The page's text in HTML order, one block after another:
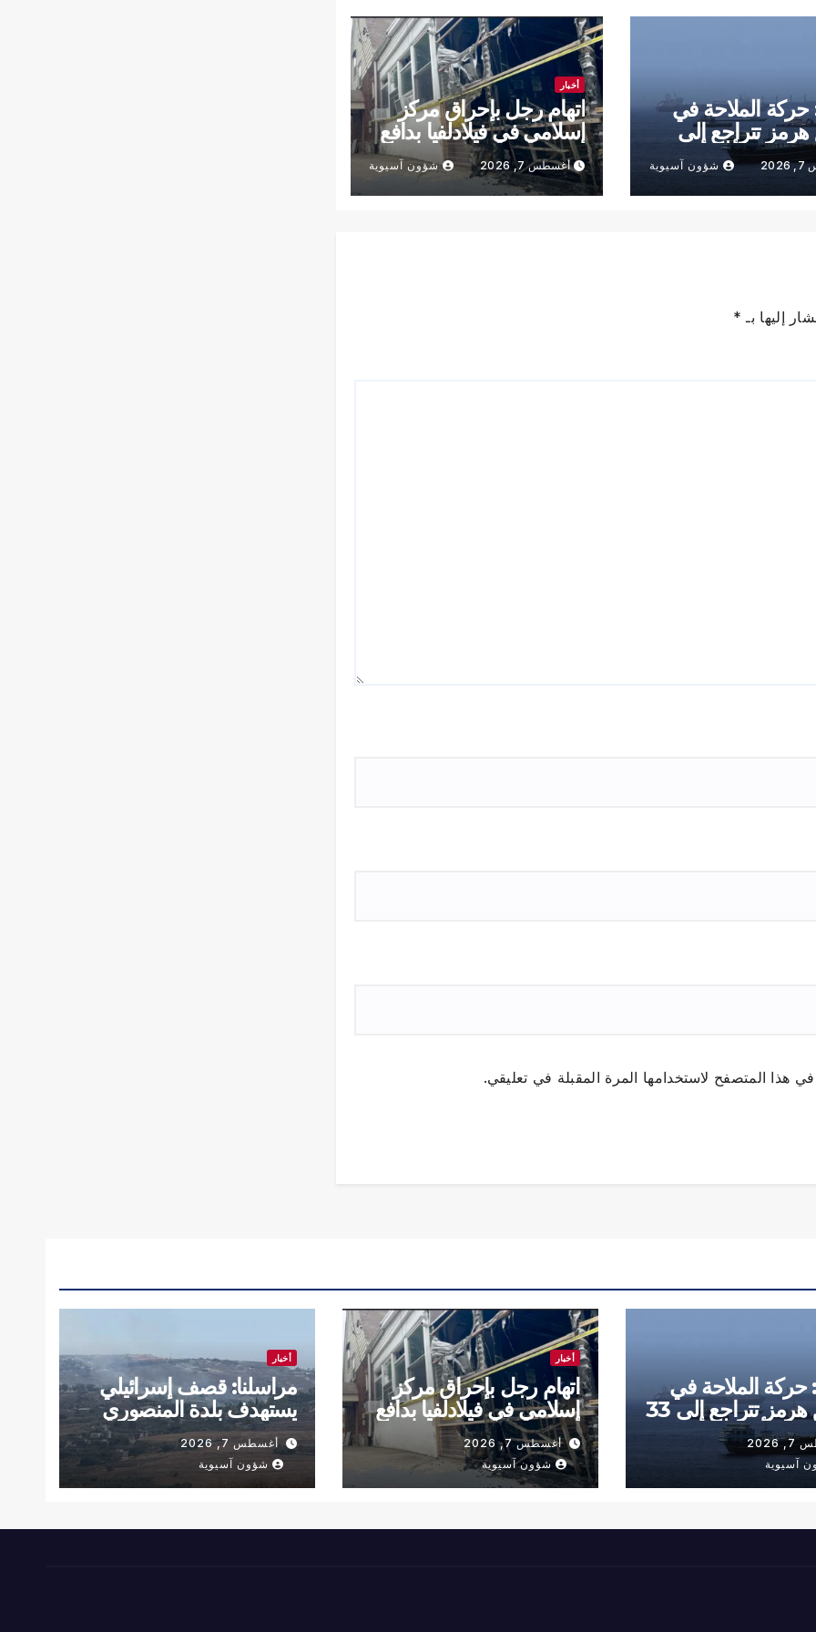
حركة الملاحة في
تتراجع إلى
شؤون آسيوية
أخبار
اتهام رجل بإحراق مركز
إسلامي في فيلادلفيا بدافع
ديني
أغسطس 7, 2026 شؤون آسيوية
إليها بـ *
هذا المتصفح لاستخدامها المرة المقبلة في تعليقي.
حركة الملاحة في
مضيق هرمز تتراجع إلى 33
خلال أسبوع
آسيوية
أخبار
اتهام رجل بإحراق مركز
إسلامي في فيلادلفيا بدافع
دينيأغسطس 7, 2026
شؤون آسيوية
أخبار
مراسلنا: قصف إسرائيلي
يستهدف بلدة المنصوري
فجر اليوم
أغسطس 7, 2026
شؤون آسيوية